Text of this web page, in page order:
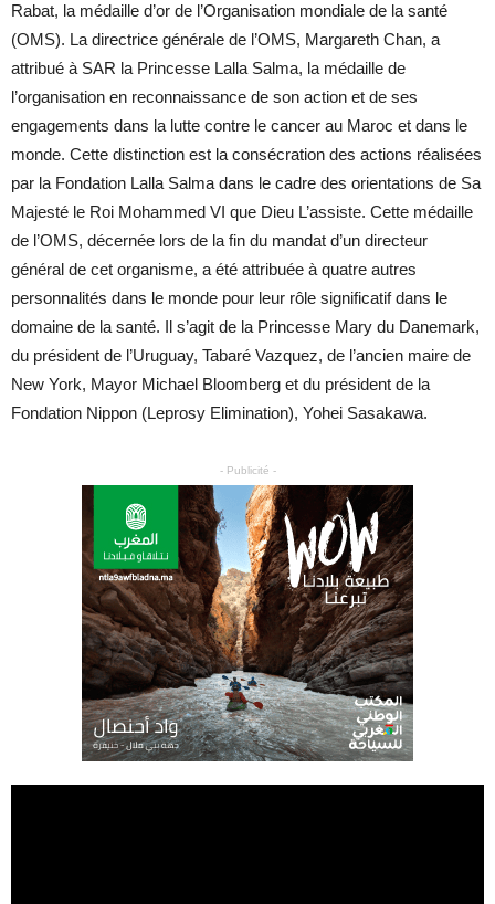
Rabat, la médaille d’or de l’Organisation mondiale de la santé
(OMS). La directrice générale de l’OMS, Margareth Chan, a
attribué à SAR la Princesse Lalla Salma, la médaille de
l’organisation en reconnaissance de son action et de ses
engagements dans la lutte contre le cancer au Maroc et dans le
monde. Cette distinction est la consécration des actions réalisées
par la Fondation Lalla Salma dans le cadre des orientations de Sa
Majesté le Roi Mohammed VI que Dieu L’assiste. Cette médaille
de l’OMS, décernée lors de la fin du mandat d’un directeur
général de cet organisme, a été attribuée à quatre autres
personnalités dans le monde pour leur rôle significatif dans le
domaine de la santé. Il s’agit de la Princesse Mary du Danemark,
du président de l’Uruguay, Tabaré Vazquez, de l’ancien maire de
New York, Mayor Michael Bloomberg et du président de la
Fondation Nippon (Leprosy Elimination), Yohei Sasakawa.
- Publicité -